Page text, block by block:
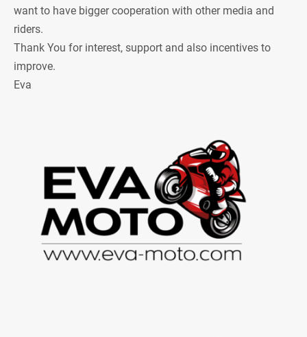
want to have bigger cooperation with other media and
riders.
Thank You for interest, support and also incentives to
improve.
Eva